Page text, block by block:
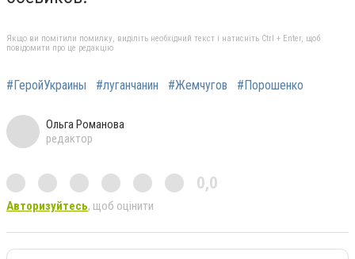
Якщо ви помітили помилку, виділіть необхідний текст і натисніть Ctrl + Enter, щоб
повідомити про це редакцію
#ГеройУкраины #луганчанин #Жемчугов #Порошенко
Ольга Романова
редактор
0,0
Авторизуйтесь, щоб оцінити